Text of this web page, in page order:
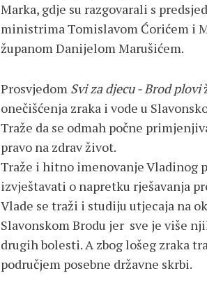
Marka, gdje su razgovarali s
ministrima Tomislavom Ćorićem i
županom Danijelom Marušićem.
Prosvjedom Svi za djecu - Brod plovi
onečišćenja zraka i vode u
Traže da se odmah počne
pravo na zdrav život.
Traže i hitno imenovanje Vladinog
izvještavati o napretku rješavanja
Vlade se traži i studiju utjecaja na
Slavonskom Brodu jer sve je više
drugih bolesti. A zbog lošeg zraka
područjem posebne državne skrbi.